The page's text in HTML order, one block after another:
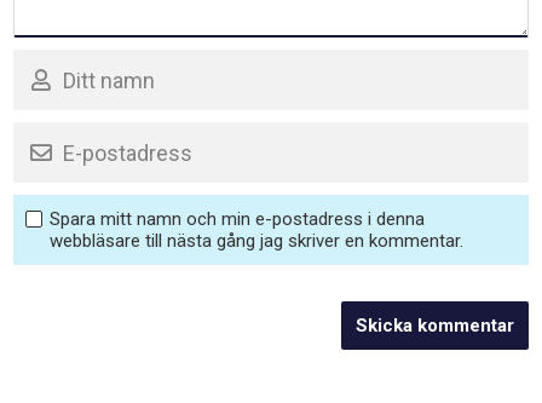
Spara mitt namn och min e-postadress i denna
webbläsare till nästa gång jag skriver en kommentar.